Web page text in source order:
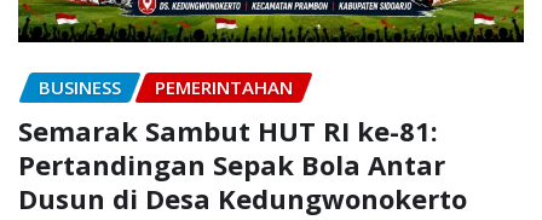
BUSINESS PEMERINTAHAN
Semarak Sambut HUT RI ke-81:
Pertandingan Sepak Bola Antar
Dusun di Desa Kedungwonokerto